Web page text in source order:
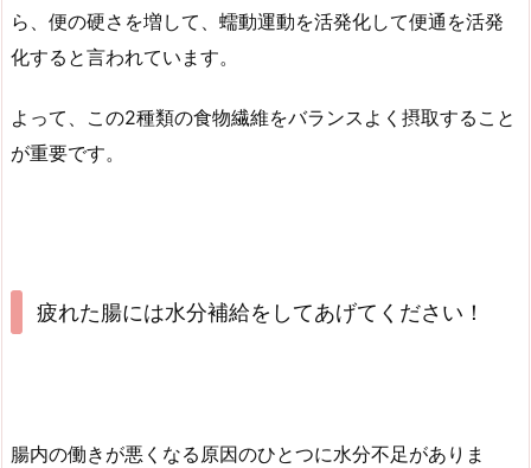
ら、便の硬さを増して、蠕動運動を活発化して便通を活発
化すると言われています。
よって、この2種類の食物繊維をバランスよく摂取すること
が重要です。
疲れた腸には水分補給をしてあげてください！
腸内の働きが悪くなる原因のひとつに水分不足がありま